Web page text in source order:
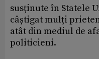
susținute în Statele
câștigat mulți
atât din mediul de
politicieni.